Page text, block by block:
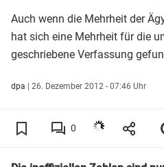
Auch wenn die Mehrheit der
hat sich eine Mehrheit für die
geschriebene Verfassung
dpa | 26. Dezember 2012 - 07:46 Uhr
0